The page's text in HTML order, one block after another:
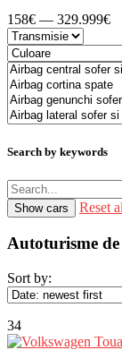
158€ — 329.999€
Search by keywords
Reset
Autoturisme
Sort by:
34